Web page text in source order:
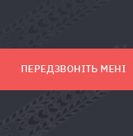
ПЕРЕДЗВОНІТЬ МЕНІ